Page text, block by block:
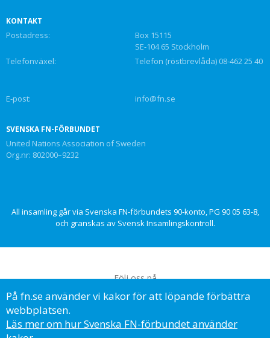
KONTAKT
Postadress:
Box 15115
SE-104 65 Stockholm
Telefonväxel:
Telefon (röstbrevlåda) 08-462 25 40
E-post: info@fn.se
SVENSKA FN-FÖRBUNDET
United Nations Association of Sweden
Org.nr: 802000–9232
All insamling går via Svenska FN-förbundets 90-konto, PG 90 05 63-8,
och granskas av Svensk Insamlingskontroll.
Följ oss på
På fn.se använder vi kakor för att löpande förbättra
webbplatsen.
Läs mer om hur Svenska FN-förbundet använder